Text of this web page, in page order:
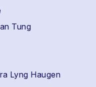
Tung
Lyng Haugen